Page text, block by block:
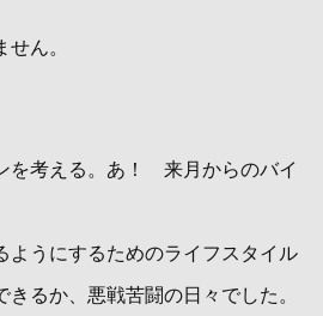
ん。
を考える。あ！ 来月からのバイ
ようにするためのライフスタイル
るか、悪戦苦闘の日々でした。